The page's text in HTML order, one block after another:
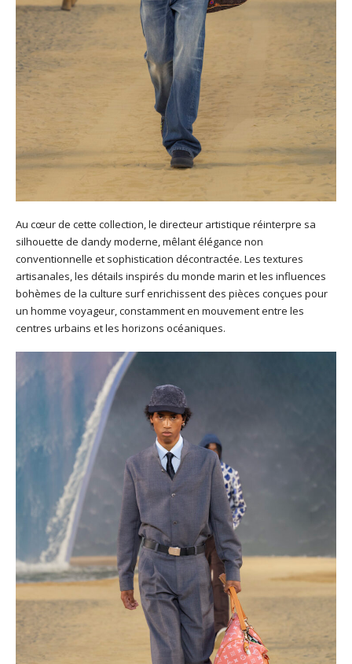
Au cœur de cette collection, le directeur artistique réinterpre sa
silhouette de dandy moderne, mêlant élégance non
conventionnelle et sophistication décontractée. Les textures
artisanales, les détails inspirés du monde marin et les influences
bohèmes de la culture surf enrichissent des pièces conçues pour
un homme voyageur, constamment en mouvement entre les
centres urbains et les horizons océaniques.